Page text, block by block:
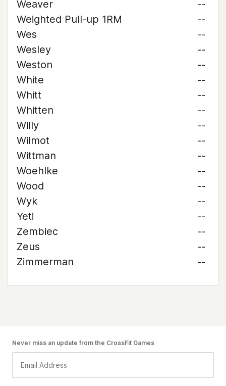
Weaver
--
Weighted Pull-up 1RM
--
Wes
--
Wesley
--
Weston
--
White
--
Whitt
--
Whitten
--
Willy
--
Wilmot
--
Wittman
--
Woehlke
--
Wood
--
Wyk
--
Yeti
--
Zembiec
--
Zeus
--
Zimmerman
--
Never miss an update from the CrossFit Games